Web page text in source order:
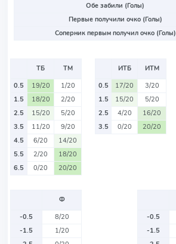
Обе забили (Голы)
Первые получили очко (Голы)
Соперник первым получил очко (Голы)
ТБ
ТМ
0.5
19/20
1/20
1.5
18/20
2/20
2.5
15/20
5/20
3.5
11/20
9/20
4.5
6/20
14/20
5.5
2/20
18/20
6.5
0/20 20/20
ИТБ
ИТМ
0.5
17/20
3/20
1.5
15/20
5/20
2.5
4/20
16/20
3.5
0/20 20/20
Ф
-0.5
8/20
-1.5
1/20
-0.5
-1.5